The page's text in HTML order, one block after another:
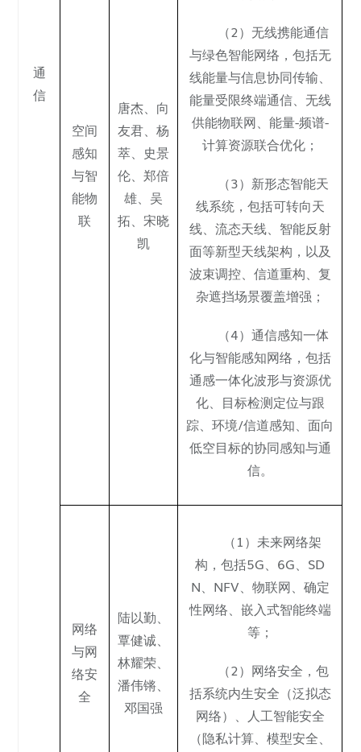
通
信
空间
感知
与智
能物
联
唐杰、 向
友君、杨
萃、 史景
伦、郑倍
雄、吴
拓、宋晓
凯
（2）无线携能通信
与绿色智能网络，包括无
线能量与信息协同传输、
能量受限终端通信、无线
供能物联网、能量-频谱-
计算资源联合优化；
（3）新形态智能天
线系统，包括可转向天
线、流态天线、智能反射
面等新型天线架构，以及
波束调控、信道重构、复
杂遮挡场景覆盖增强；
（4）通信感知一体
化与智能感知网络，包括
通感一体化波形与资源优
化、目标检测定位与跟
踪、环境/信道感知、面向
低空目标的协同感知与通
信。
网络
与网
络安
全
陆以勤、
覃健诚、
林耀荣、
潘伟锵、
邓国强
（1）未来网络架
构，包括5G、6G、SD
N、NFV、物联网、确定
性网络、嵌入式智能终端
等；
（2）网络安全，包
括系统内生安全（泛拟态
网络）、人工智能安全
（隐私计算、模型安全、